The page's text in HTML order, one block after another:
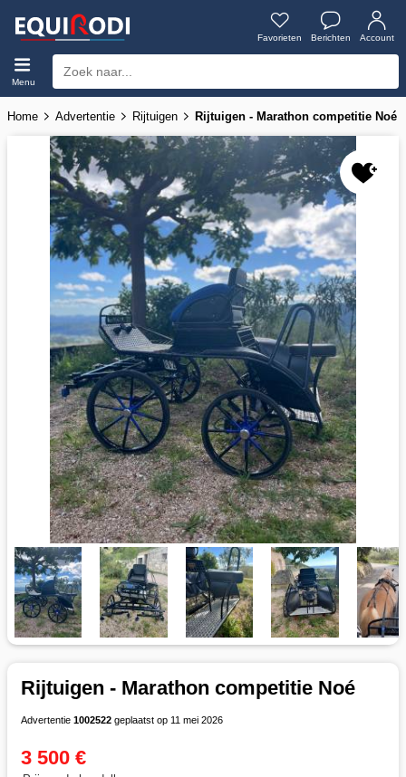
Favorieten Berichten Account
Menu
Home Advertentie Rijtuigen Rijtuigen - Marathon competitie Noé
Rijtuigen - Marathon competitie Noé
Advertentie 1002522 geplaatst op 11 mei 2026
3 500 €